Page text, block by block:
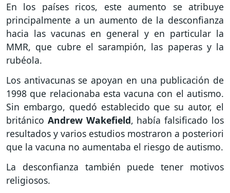
En los países ricos, este aumento se atribuye
principalmente a un aumento de la desconfianza
hacia las vacunas en general y en particular la
MMR, que cubre el sarampión, las paperas y la
rubéola.
Los antivacunas se apoyan en una publicación de
1998 que relacionaba esta vacuna con el autismo.
Sin embargo, quedó establecido que su autor, el
británico Andrew Wakefield, había falsificado los
resultados y varios estudios mostraron a posteriori
que la vacuna no aumentaba el riesgo de autismo.
La desconfianza también puede tener motivos
religiosos.